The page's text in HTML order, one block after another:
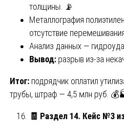
толщины. 📡
Металлография
отсутствие
Анализ данных —
Вывод: разрыв из-за
Итог: подрядчик оплатил
трубы, штраф — 4,5 млн руб.
🧾 Раздел 14. Кейс №3